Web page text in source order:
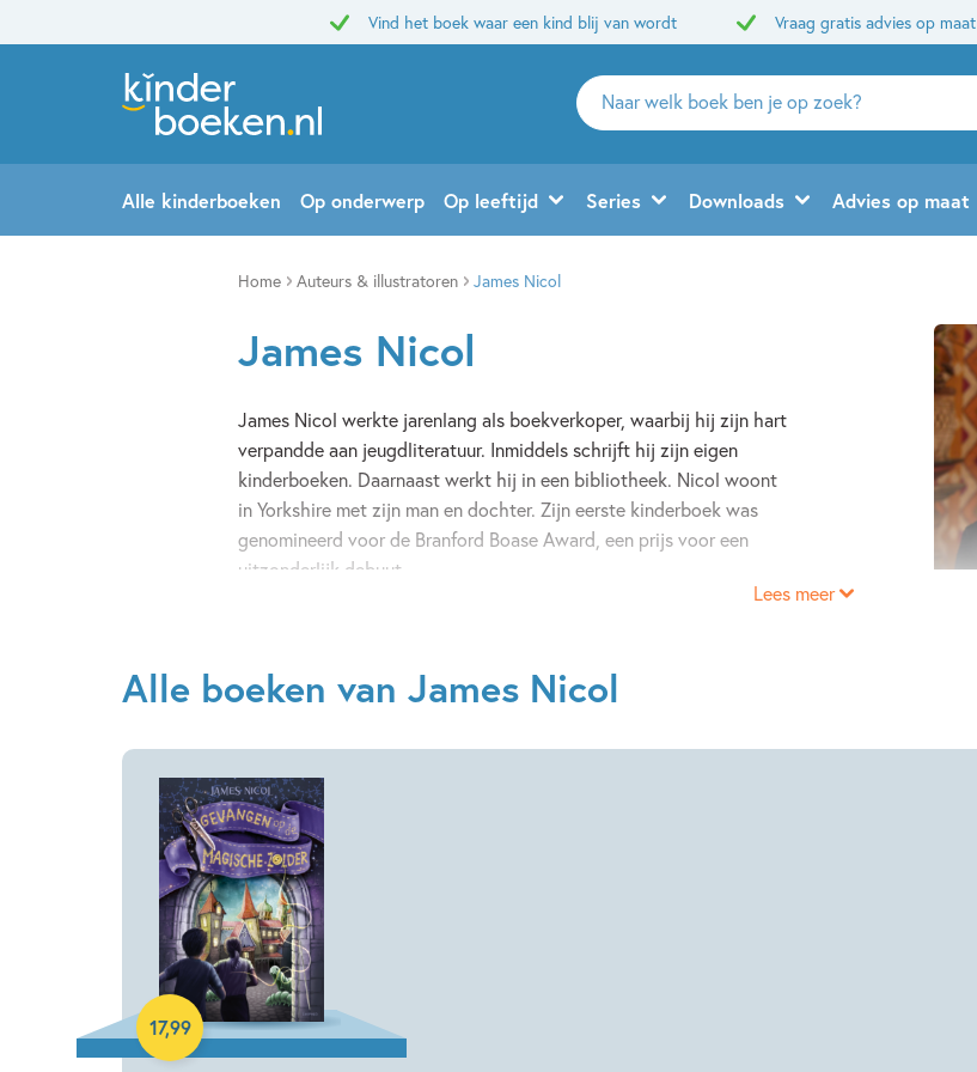
Vind het boek waar een kind blij van wordt Vraag gratis advies op maat
Zoeken
naar
en
uitgevers
Alle kinderboeken Op onderwerp Op leeftijd Series Downloads Advies op maat
Home Auteurs & illustratoren James Nicol
James Nicol
James Nicol werkte jarenlang als boekverkoper, waarbij hij zijn hart
verpandde aan jeugdliteratuur. Inmiddels schrijft hij zijn eigen
kinderboeken. Daarnaast werkt hij in een bibliotheek. Nicol woont
in Yorkshire met zijn man en dochter. Zijn eerste kinderboek was
genomineerd voor de Branford Boase Award, een prijs voor een
uitzonderlijk debuut.
Lees meer
Alle boeken van James Nicol
17,99
Hardcover